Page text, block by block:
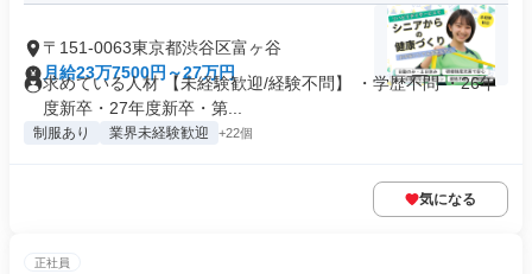
〒151-0063東京都渋谷区富ヶ谷
月給23万7500円～27万円
求めている人材 【未経験歓迎/経験不問】 ・学歴不問 ・26年
度新卒・27年度新卒・第...
制服あり 業界未経験歓迎 +22個
気になる
正社員